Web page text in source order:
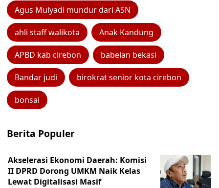
Agus Mulyadi mundur dari ASN
ahli staff walikota Anak Kandung
APBD kab cirebon babelan bekasi
Bandar judi birokrat senior kota cirebon
bonsai
Berita Populer
Akselerasi Ekonomi Daerah: Komisi
II DPRD Dorong UMKM Naik Kelas
Lewat Digitalisasi Masif